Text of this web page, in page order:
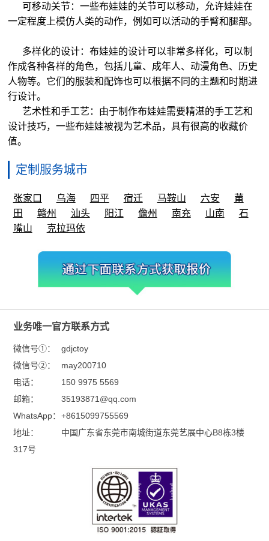
可移动关节：一些布娃娃的关节可以移动，允许娃娃在
一定程度上模仿人类的动作，例如可以活动的手臂和腿部。
多样化的设计：布娃娃的设计可以非常多样化，可以制
作成各种各样的角色，包括儿童、成年人、动漫角色、历史
人物等。它们的服装和配饰也可以根据不同的主题和时期进
行设计。
艺术性和手工艺：由于制作布娃娃需要精湛的手工艺和
设计技巧，一些布娃娃被视为艺术品，具有很高的收藏价
值。
定制服务城市
张家口 乌海 四平 宿迁 马鞍山 六安
莆
田
赣州 汕头 阳江 儋州 南充 山南
石
嘴山
克拉玛依
业务唯一官方联系方式
微信号①：
gdjctoy
微信号②：
may200710
电话：
150 9975 5569
邮箱：
35193871@qq.com
WhatsApp： +8615099755569
地址：
中国广东省东莞市南城街道东莞艺展中心B8栋3楼
317号